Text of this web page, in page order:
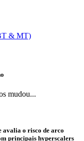
& MT)
mudou...
avalia o risco de arco
principais hyperscalers